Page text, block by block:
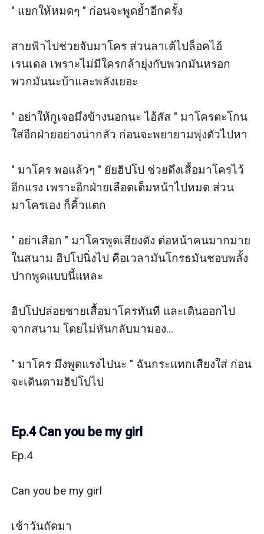
" แยกให้หมดๆ " ก่อนจะพูดย้ำอีกครั้ง
สายฟ้าไปช่วยจับมาโคร ส่วนลาเต้ไปล็อคไอ้
เรนเดล เพราะไม่มีใครกล้ายุ่งกับพวกมันหรอก
พวกมันนะบ้าและพลังเยอะ
" อย่าให้กูเจอมึงข้างนอกนะ ไอ้สัส " มาโครตะโกน
ใส่อีกฝ่ายอย่างน่ากลัว ก่อนจะพยายามพุ่งตัวไปหา
" มาโคร พอแล้วๆ " ยัยฮิปโป ช่วยดึงเสื้อมาโครไว้
อีกแรง เพราะอีกฝ่ายเลือดเต็มหน้าไปหมด ส่วน
มาโครเอง ก็คิ้วแตก
" อย่าเสือก " มาโครพูดเสียงดัง ต่อหน้าคนมากมาย
ในสนาม ฮิปโปนิ่งไป คือเวลามันโกรธมันชอบพลั้ง
ปากพูดแบบนี้แหละ
ฮิปโปปล่อยชายเสื้อมาโครทันที และเดินออกไป
จากสนาม โดยไม่หันกลับมามอง...
" มาโคร มึงพูดแรงไปนะ " ฉันกระแทกเสียงใส่ ก่อน
จะเดินตามฮิปโปไป
Ep.4 Can you be my girl
Ep.4
Can you be my girl
เช้าวันถัดมา